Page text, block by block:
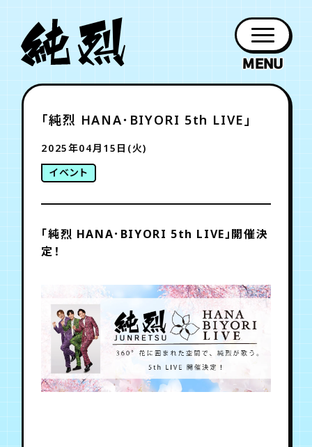
お知らせ
NEWS
日程
SCHEDULE
チケット
紹介
PROFILE
作品
DISCOGRAPHY
日記
グッズ
GOODS
ホーム
HOME
ファン
年会員制ファンクラブ
会員登録 ログイン
会員登録
月会員制ファンクラブ
「純烈 HANA･BIYORI 5th LIVE」
2025年04月15日(火)
イベント
「純烈 HANA･BIYORI 5th LIVE」開催決
定！